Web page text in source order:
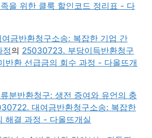
을 위한 클룩 할인코드 정리표 - 다
금반환청구소송: 복잡한 기업 간
정의 25030723. 부당이득반환청구
반환 선급금의 회수 과정 - 다올뜨개
분반환청구: 생전 증여와 유언의 충
대여금반환청구소송: 복잡한
해결 과정 - 다올뜨개실